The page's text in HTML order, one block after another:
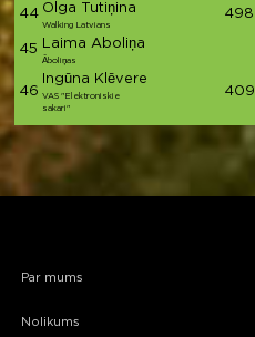
44 Olga Tutiņina
Walking Latvians
498
45 Laima Aboliņa
Āboliņas
46
Ingūna Klēvere
VAS "Elektroniskie
sakari"
409
Par mums
Nolikums